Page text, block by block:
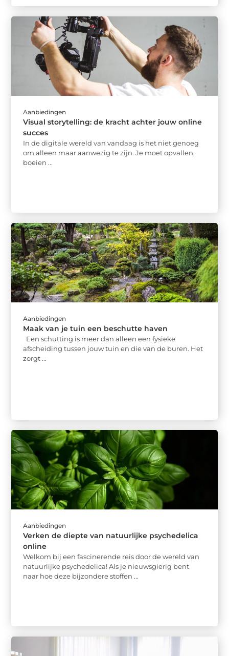
Aanbiedingen
Visual storytelling: de kracht achter jouw online
succes
In de digitale wereld van vandaag is het niet genoeg
om alleen maar aanwezig te zijn. Je moet opvallen,
boeien ...
Aanbiedingen
Maak van je tuin een beschutte haven
Een schutting is meer dan alleen een fysieke
afscheiding tussen jouw tuin en die van de buren. Het
zorgt ...
Aanbiedingen
Verken de diepte van natuurlijke psychedelica
online
Welkom bij een fascinerende reis door de wereld van
natuurlijke psychedelica! Als je nieuwsgierig bent
naar hoe deze bijzondere stoffen ...